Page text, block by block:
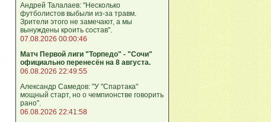
Андрей Талалаев: "Несколько
футболистов выбыли из-за травм.
Зрители этого не замечают, а мы
вынуждены кроить состав".
07.08.2026 00:00:46
Матч Первой лиги "Торпедо" - "Сочи"
официально перенесён на 8 августа.
06.08.2026 22:49:55
Александр Самедов: "У "Спартака"
мощный старт, но о чемпионстве говорить
рано".
06.08.2026 22:41:58